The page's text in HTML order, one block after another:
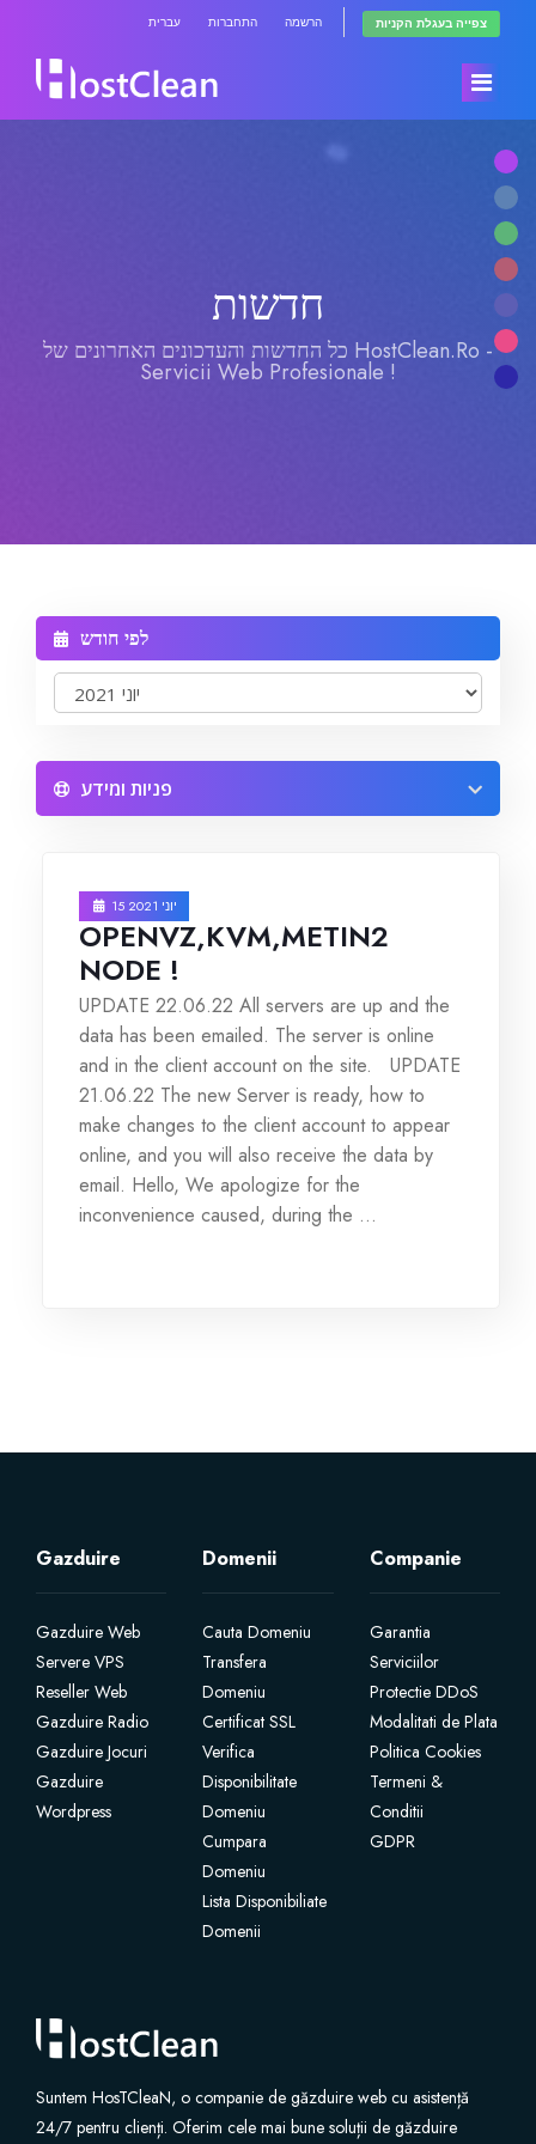
עברית התחברות הרשמה צפייה בעגלת הקניות
RadioHosting WHMSonic
Reseller Web Hosting
Servere VDS VPS
Counter Strike 1.6
Counter Strike Go
GTA San Andreas
Servere Metin2
Licente cPanel WHM
Licente WHMXtra
Aplicatii Mobil
SSL תעודת
בונה אתרים
אבטחת דואר אלקטרוני
אבטחת אתר אינטרנט
שירות דואר אלקטרוני מקצועי
רשת פרטית מדומה (VPN)
אופטימיזציה עבור מנועי חיפוש (SEO)
חדשות
כל החדשות והעדכונים האחרונים של HostClean.Ro -
Servicii Web Profesionale !
לפי חודש
פניות ומידע
15 יוני 2021
OPENVZ,KVM,METIN2
NODE !
UPDATE 22.06.22 All servers are up and the
data has been emailed. The server is online
and in the client account on the site. UPDATE
21.06.22 The new Server is ready, how to
make changes to the client account to appear
online, and you will also receive the data by
email. Hello, We apologize for the
inconvenience caused, during the ...
Gazduire
Gazduire Web
Servere VPS
Reseller Web
Gazduire Radio
Gazduire Jocuri
Gazduire
Wordpress
Domenii
Cauta Domeniu
Transfera
Domeniu
Certificat SSL
Verifica
Disponibilitate
Domeniu
Cumpara
Domeniu
Lista Disponibiliate
Domenii
Companie
Garantia
Serviciilor
Protectie DDoS
Modalitati de Plata
Politica Cookies
Termeni &
Conditii
GDPR
Suntem HosTCleaN, o companie de găzduire web cu asistență
24/7 pentru clienți. Oferim cele mai bune soluții de găzduire